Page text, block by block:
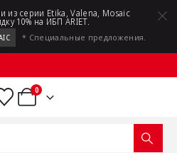
из серии Etika, Valena, Mosaic
10% на ИБП ARIET.
* Специальные предложения.
0